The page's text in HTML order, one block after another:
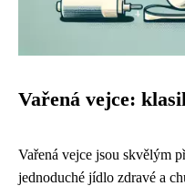
Vařená vejce:
Vařená vejce jsou skvělým
jednoduché jídlo zdravé a